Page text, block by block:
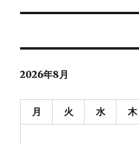
ー
ン
投
2026年8月
月 火 水 木